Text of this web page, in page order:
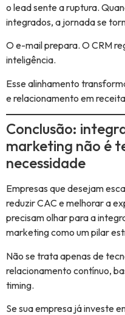
o lead sente a ruptura.
integrados, a jornada se
O e-mail prepara. O CRM
inteligência.
Esse alinhamento
e relacionamento em
Conclusão:
marketing não é
necessidade
Empresas que desejam
reduzir CAC e melhorar a
precisam olhar para a
marketing como um pilar
Não se trata apenas de
relacionamento contínuo,
timing.
Se sua empresa já investe